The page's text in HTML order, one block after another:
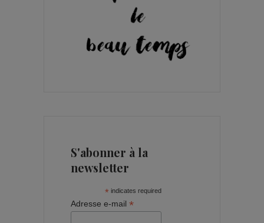
S'abonner à la
newsletter
* indicates required
Adresse e-mail *